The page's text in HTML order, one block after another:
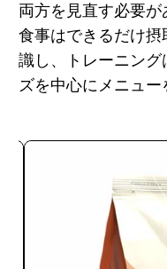
両方を見直す必要が
食事はできるだけ
識し、トレーニング
ズを中心にメニュー